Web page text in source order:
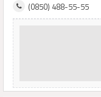
(0850) 488-55-55